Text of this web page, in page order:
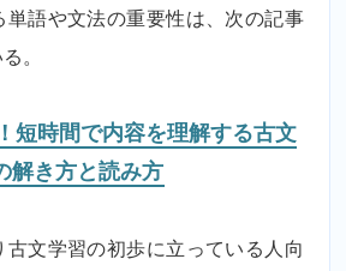
単語や文法の重要性は、次の記事
。
短時間で内容を理解する古文
解き方と読み方
古文学習の初歩に立っている人向